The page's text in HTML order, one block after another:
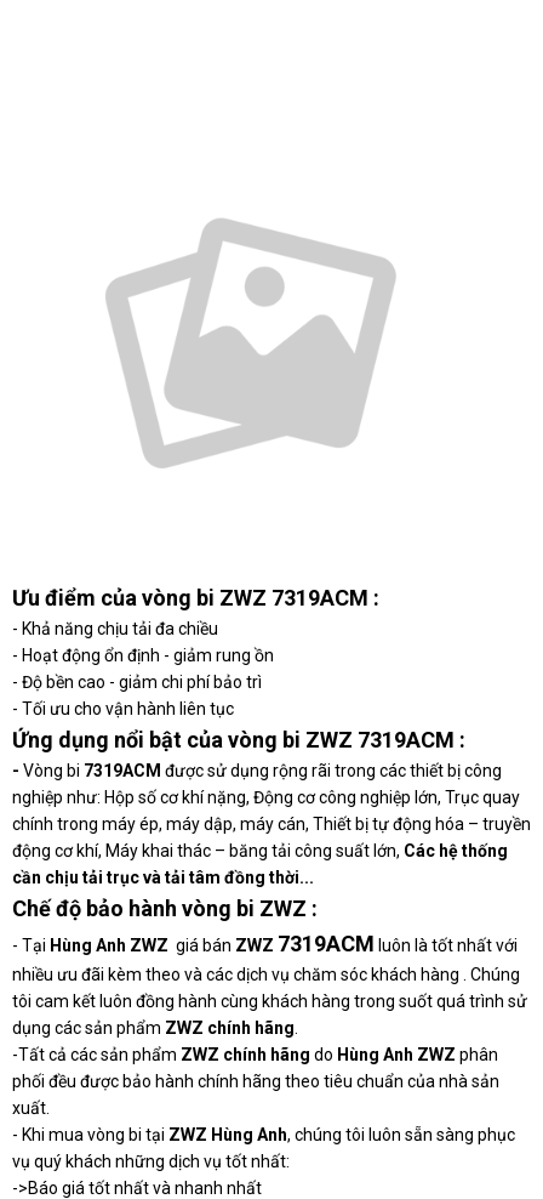
Ưu điểm của vòng bi ZWZ 7319ACM :
- Khả năng chịu tải đa chiều
- Hoạt động ổn định - giảm rung ồn
- Độ bền cao - giảm chi phí bảo trì
- Tối ưu cho vận hành liên tục
Ứng dụng nổi bật của vòng bi ZWZ 7319ACM :
- Vòng bi 7319ACM được sử dụng rộng rãi trong các thiết bị công
nghiệp như: Hộp số cơ khí nặng, Động cơ công nghiệp lớn, Trục quay
chính trong máy ép, máy dập, máy cán, Thiết bị tự động hóa – truyền
động cơ khí, Máy khai thác – băng tải công suất lớn, Các hệ thống
cần chịu tải trục và tải tâm đồng thời...
Chế độ bảo hành vòng bi ZWZ :
- Tại Hùng Anh ZWZ giá bán ZWZ 7319ACM luôn là tốt nhất với
nhiều ưu đãi kèm theo và các dịch vụ chăm sóc khách hàng . Chúng
tôi cam kết luôn đồng hành cùng khách hàng trong suốt quá trình sử
dụng các sản phẩm ZWZ chính hãng
-Tất cả các sản phẩm ZWZ chính hãng do Hùng Anh ZWZ phân
phối đều được bảo hành chính hãng theo tiêu chuẩn của nhà sản
xuất.
- Khi mua vòng bi tại ZWZ Hùng Anh, chúng tôi luôn sẵn sàng phục
vụ quý khách những dịch vụ tốt nhất:
->Báo giá tốt nhất và nhanh nhất